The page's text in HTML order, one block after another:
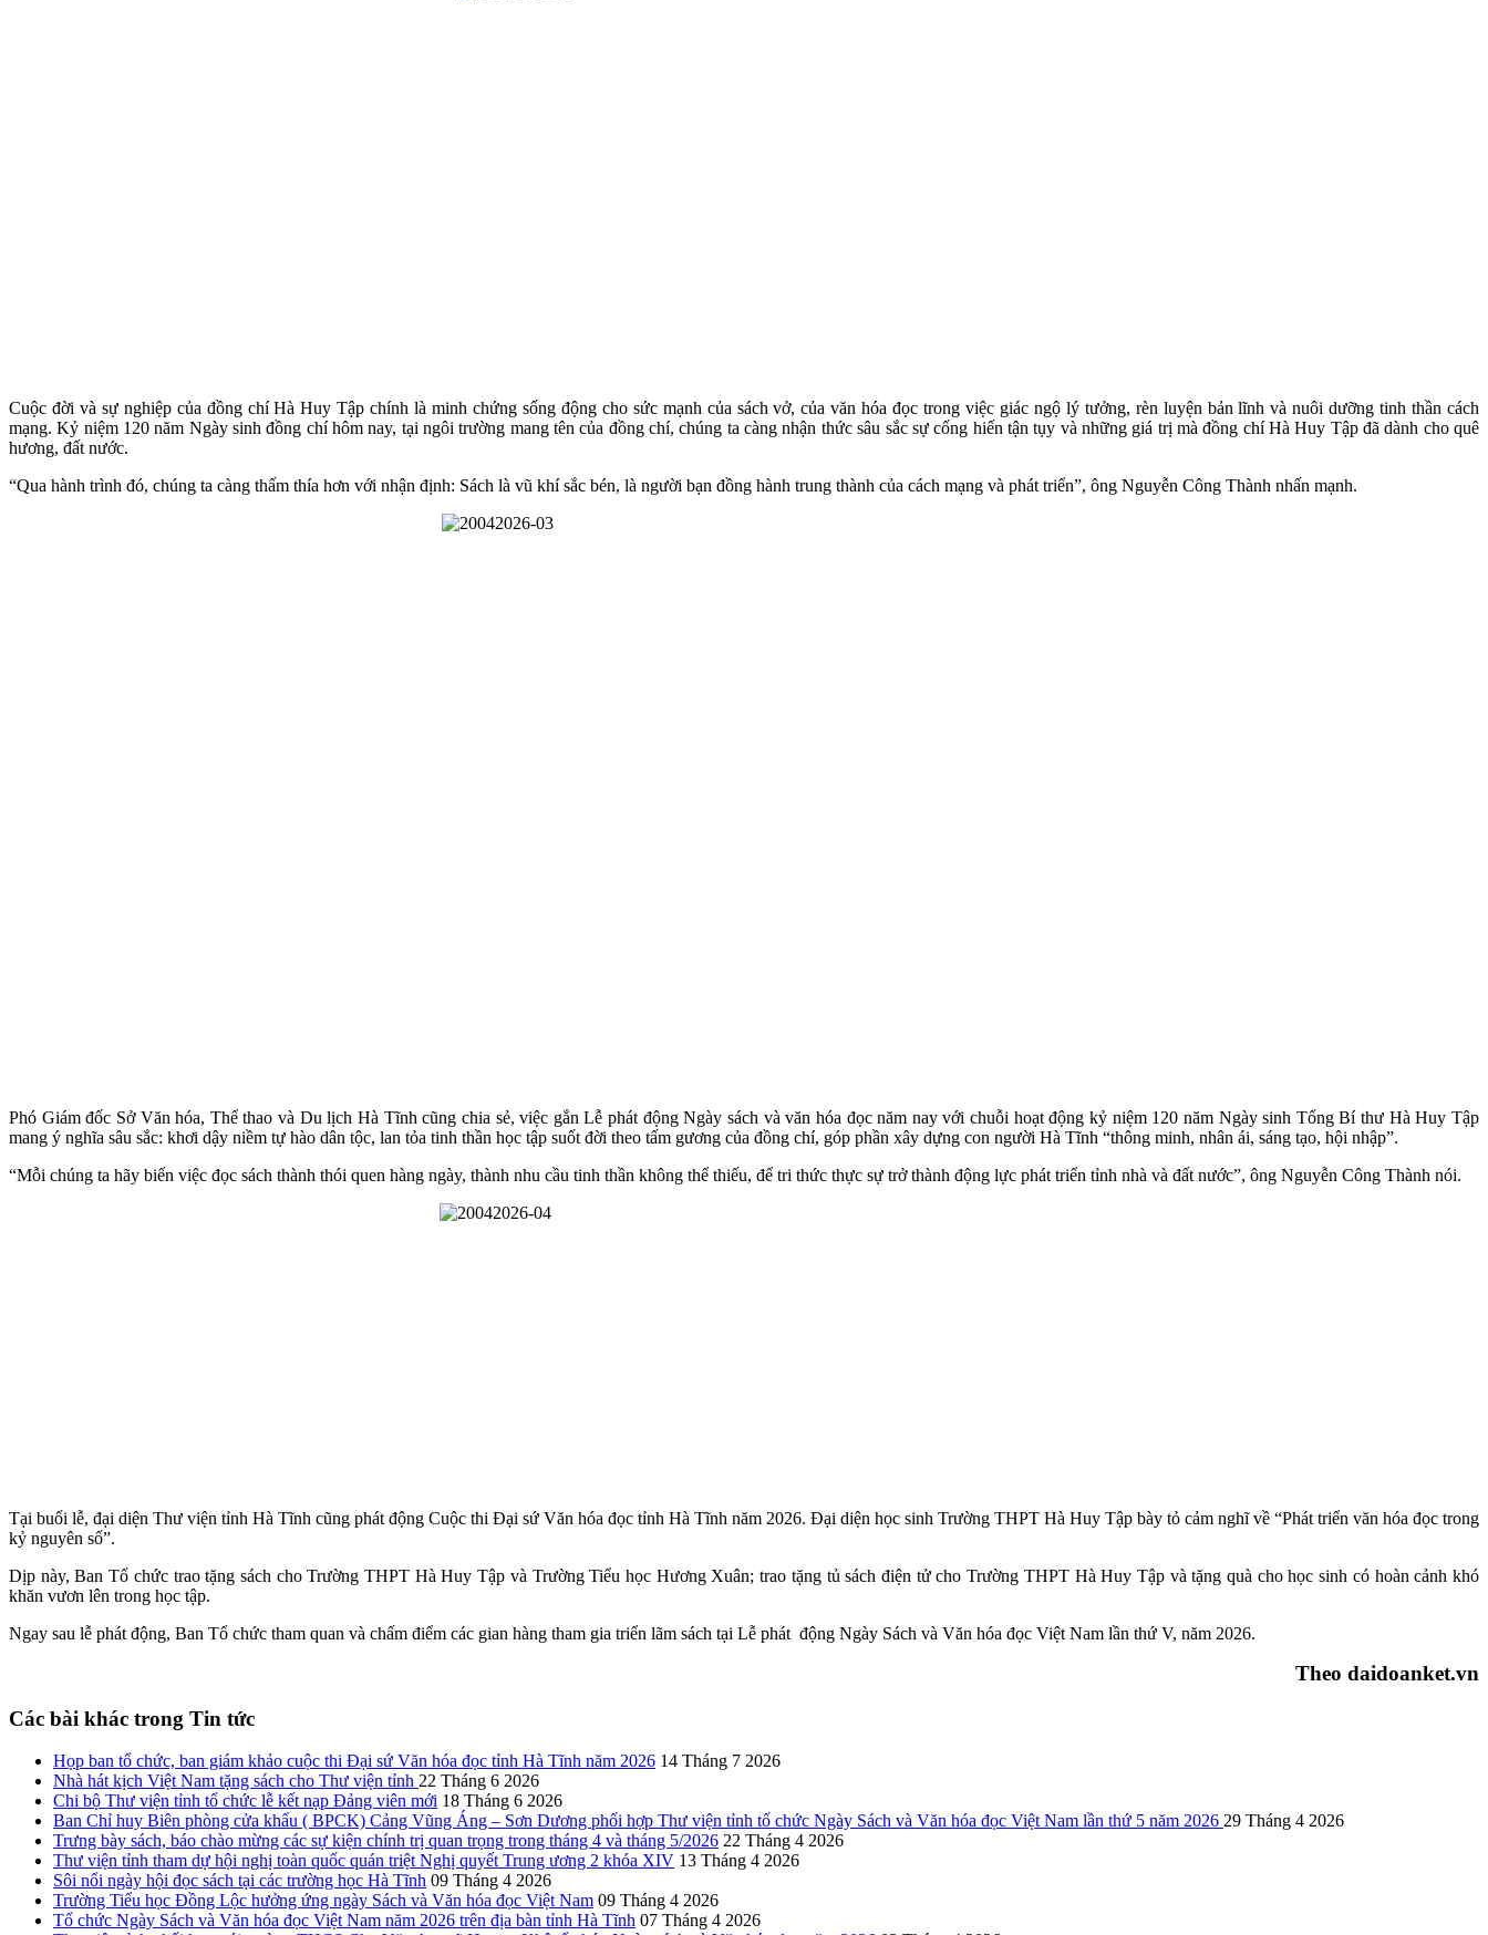
Cuộc đời và sự nghiệp của đồng chí Hà Huy Tập chính là minh chứng sống động cho sức mạnh của sách vở, của văn hóa đọc trong việc giác ngộ lý tưởng, rèn luyện bản lĩnh và nuôi dưỡng tinh thần cách
mạng. Kỷ niệm 120 năm Ngày sinh đồng chí hôm nay, tại ngôi trường mang tên của đồng chí, chúng ta càng nhận thức sâu sắc sự cống hiến tận tụy và những giá trị mà đồng chí Hà Huy Tập đã dành cho quê
hương, đất nước.
“Qua hành trình đó, chúng ta càng thấm thía hơn với nhận định: Sách là vũ khí sắc bén, là người bạn đồng hành trung thành của cách mạng và phát triển”, ông Nguyễn Công Thành nhấn mạnh.
Phó Giám đốc Sở Văn hóa, Thể thao và Du lịch Hà Tĩnh cũng chia sẻ, việc gắn Lễ phát động Ngày sách và văn hóa đọc năm nay với chuỗi hoạt động kỷ niệm 120 năm Ngày sinh Tổng Bí thư Hà Huy Tập
mang ý nghĩa sâu sắc: khơi dậy niềm tự hào dân tộc, lan tỏa tinh thần học tập suốt đời theo tấm gương của đồng chí, góp phần xây dựng con người Hà Tĩnh “thông minh, nhân ái, sáng tạo, hội nhập”.
“Mỗi chúng ta hãy biến việc đọc sách thành thói quen hàng ngày, thành nhu cầu tinh thần không thể thiếu, để tri thức thực sự trở thành động lực phát triển tỉnh nhà và đất nước”, ông Nguyễn Công Thành nói.
Tại buổi lễ, đại diện Thư viện tỉnh Hà Tĩnh cũng phát động Cuộc thi Đại sứ Văn hóa đọc tỉnh Hà Tĩnh năm 2026. Đại diện học sinh Trường THPT Hà Huy Tập bày tỏ cảm nghĩ về “Phát triển văn hóa đọc trong
kỷ nguyên số”.
Dịp này, Ban Tổ chức trao tặng sách cho Trường THPT Hà Huy Tập và Trường Tiểu học Hương Xuân; trao tặng tủ sách điện tử cho Trường THPT Hà Huy Tập và tặng quà cho học sinh có hoàn cảnh khó
khăn vươn lên trong học tập.
Ngay sau lễ phát động, Ban Tổ chức tham quan và chấm điểm các gian hàng tham gia triển lãm sách tại Lễ phát động Ngày Sách và Văn hóa đọc Việt Nam lần thứ V, năm 2026.
Theo daidoanket.vn
Các bài khác trong Tin tức
Họp ban tổ chức, ban giám khảo cuộc thi Đại sứ Văn hóa đọc tỉnh Hà Tĩnh năm 2026 14 Tháng 7 2026
Nhà hát kịch Việt Nam tặng sách cho Thư viện tỉnh 22 Tháng 6 2026
Chi bộ Thư viện tỉnh tổ chức lễ kết nạp Đảng viên mới 18 Tháng 6 2026
Ban Chỉ huy Biên phòng cửa khẩu ( BPCK) Cảng Vũng Áng – Sơn Dương phối hợp Thư viện tỉnh tổ chức Ngày Sách và Văn hóa đọc Việt Nam lần thứ 5 năm 2026 29 Tháng 4 2026
Trưng bày sách, báo chào mừng các sự kiện chính trị quan trọng trong tháng 4 và tháng 5/2026 22 Tháng 4 2026
Thư viện tỉnh tham dự hội nghị toàn quốc quán triệt Nghị quyết Trung ương 2 khóa XIV 13 Tháng 4 2026
Sôi nổi ngày hội đọc sách tại các trường học Hà Tĩnh 09 Tháng 4 2026
Trường Tiểu học Đồng Lộc hưởng ứng ngày Sách và Văn hóa đọc Việt Nam 09 Tháng 4 2026
Tổ chức Ngày Sách và Văn hóa đọc Việt Nam năm 2026 trên địa bàn tỉnh Hà Tĩnh 07 Tháng 4 2026